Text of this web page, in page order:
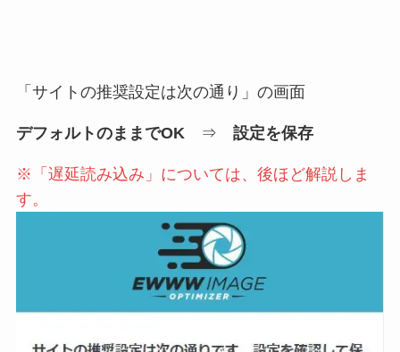
「サイトの推奨設定は次の通り」の画面
デフォルトのままでOK⇒ 設定を保存
※「遅延読み込み」については、後ほど解説しま
す。